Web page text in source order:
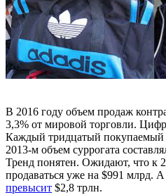
В 2016 году объем продаж
3,3% от мировой торговли.
Каждый тридцатый
2013-м объем суррогата
Тренд понятен. Ожидают, что к
продаваться уже на $991 млрд.
превысит $2,8 трлн.